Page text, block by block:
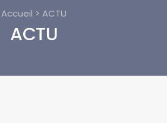
Accueil > ACTU
ACTU